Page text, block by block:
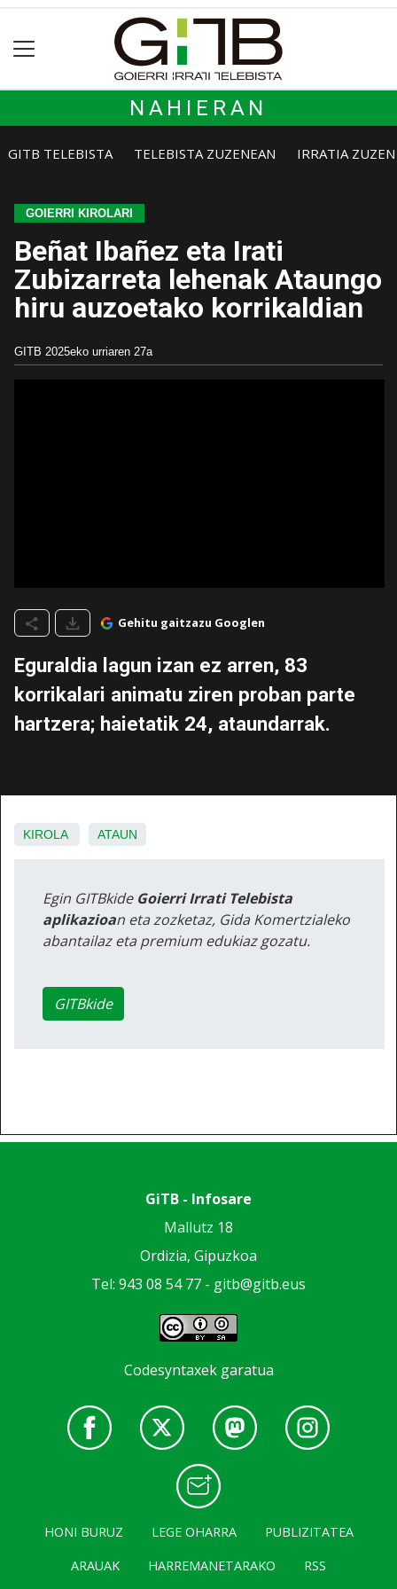
NAHIERAN
GITB TELEBISTA TELEBISTA ZUZENEAN IRRATIA
GOIERRI KIROLARI
Beñat Ibañez eta Irati
Zubizarreta lehenak Ataungo
hiru auzoetako korrikaldian
GITB 2025eko urriaren 27a
Gehitu gaitzazu Googlen
Eguraldia lagun izan ez arren, 83
korrikalari animatu ziren proban parte
hartzera; haietatik 24, ataundarrak.
KIROLA ATAUN
Egin GITBkide Goierri Irrati Telebista
aplikazioan eta zozketaz, Gida Komertzialeko
abantailaz eta premium edukiaz gozatu.
GITBkide
GiTB - Infosare
Mallutz 18
Ordizia, Gipuzkoa
Tel: 943 08 54 77 - gitb@gitb.eus
Codesyntaxek garatua
HONI BURUZ LEGE OHARRA
PUBLIZITATEA
ARAUAK
HARREMANETARAKO RSS